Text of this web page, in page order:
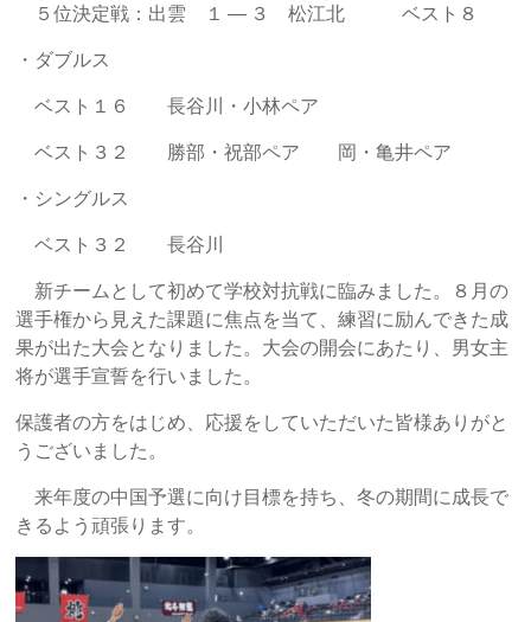
５位決定戦：出雲 １ ― ３ 松江北 ベスト８
・ダブルス
ベスト１６ 長谷川・小林ペア
ベスト３２ 勝部・祝部ペア 岡・亀井ペア
・シングルス
ベスト３２ 長谷川
新チームとして初めて学校対抗戦に臨みました。８月の
選手権から見えた課題に焦点を当て、練習に励んできた成
果が出た大会となりました。大会の開会にあたり、男女主
将が選手宣誓を行いました。
保護者の方をはじめ、応援をしていただいた皆様ありがと
うございました。
来年度の中国予選に向け目標を持ち、冬の期間に成長で
きるよう頑張ります。